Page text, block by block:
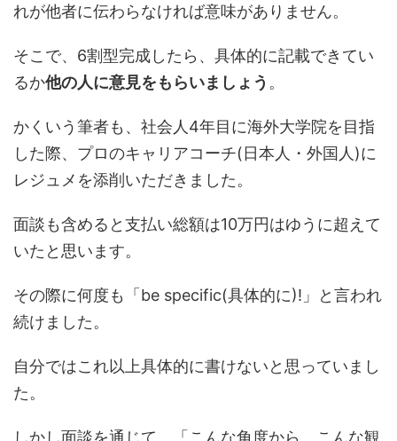
れが他者に伝わらなければ意味がありません。
そこで、6割型完成したら、具体的に記載できてい
るか他の人に意見をもらいましょう 。
かくいう筆者も、社会人4年目に海外大学院を目指
した際、プロのキャリアコーチ(日本人・外国人)に
レジュメを添削いただきました。
面談も含めると支払い総額は10万円はゆうに超えて
いたと思います。
その際に何度も「be specific(具体的に)!」と言われ
続けました。
自分ではこれ以上具体的に書けないと思っていまし
た。
しかし面談を通じて、「こんな角度から、こんな観